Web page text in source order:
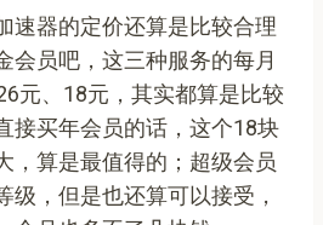
速器的定价还算是比较合理
会员吧，这三种服务的每月
元、18元，其实都算是比较
接买年会员的话，这个18块
，算是最值得的；超级会员
级，但是也还算可以接受，